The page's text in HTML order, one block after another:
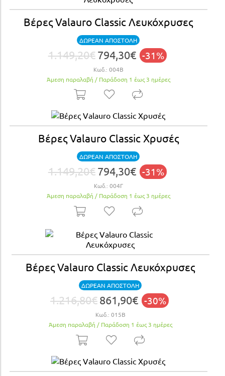
Βέρες Valauro Classic Λευκόχρυσες
ΔΩΡΕΑΝ ΑΠΟΣΤΟΛΗ
1.149,20€ 794,30€ -31%
Κωδ.: 004Β
Άμεση παραλαβή / Παράδoση 1 έως 3 ημέρες
Βέρες Valauro Classic Χρυσές
ΔΩΡΕΑΝ ΑΠΟΣΤΟΛΗ
1.149,20€ 794,30€ -31%
Κωδ.: 004Γ
Άμεση παραλαβή / Παράδoση 1 έως 3 ημέρες
Βέρες Valauro Classic Λευκόχρυσες
ΔΩΡΕΑΝ ΑΠΟΣΤΟΛΗ
1.216,80€861,90€ -30%
Κωδ.: 015Β
Άμεση παραλαβή / Παράδoση 1 έως 3 ημέρες